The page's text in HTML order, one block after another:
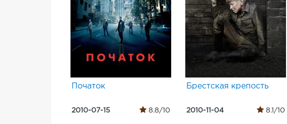
Початок
2010-07-15 8.8/10
Брестская крепость
2010-11-04 8.1/10